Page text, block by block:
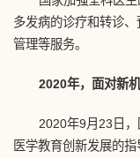
多发病的诊疗和转诊
管理等服务。
2020年，面对新
2020年9月23日
医学教育创新发展的